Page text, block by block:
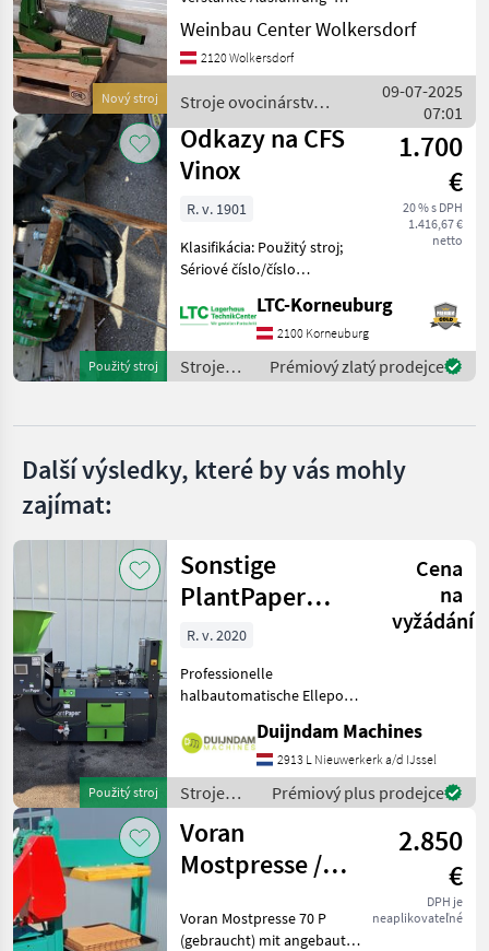
Maschio
Braun
Vimas
Clemens
Ero
Zobrazit
všech
19
MODEL
links
MARKETPLACE
Marketplace
Nabídky
prodejců
Inzeráty
Nový stroj
100cm Hubhöhe -
Druckplatte verstell- und
abnehmbar; Artnr.:15010
ovocinárské stroje
Weinbau Center Wolkersdorf
2120 Wolkersdorf
Stroje ovocinárstva /
CFS
09-07-2025
07:01
Použitý stroj
Odkazy na CFS
Vinox
1.700
€
20 % s DPH
1.416,67 €
netto
R. v. 1901
Klasifikácia: Použitý stroj;
Sériové číslo/číslo
predchádzajúcich majiteľov:
1; Ďalšie vlastnosti stroja:
CFS Vinox vpravo, použitý. -
Rok výr
LTC-Korneuburg
2100 Korneuburg
Stroje
ovocinárstva
Prémiový zlatý prodejce
Další výsledky, které by vás mohly
zajímat:
Použitý stroj
Sonstige
PlantPaper
Semi-Automatic
Cena
na
vyžádání
R. v. 2020
Professionelle
halbautomatische Ellepot
Papiertopfmaschine mit 4
Produktionslinien, Baujahr
2020.Die Maschine befindet
sich in gutem Zustand und
wurde nur
Duijndam Machines
2913 L Nieuwerkerk a/d IJssel
Stroje
ovocinárstva
/ Sonstige
Prémiový plus prodejce
Voran
Mostpresse /
2.850
€
DPH je
neaplikovateľné
Voran Mostpresse 70 P
(gebraucht) mit angebauter